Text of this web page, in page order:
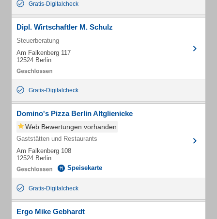
Gratis-Digitalcheck
Dipl. Wirtschaftler M. Schulz
Steuerberatung
Am Falkenberg 117
12524 Berlin
Gratis-Digitalcheck
Domino's Pizza Berlin Altglienicke
Web Bewertungen vorhanden
Gaststätten und Restaurants
Am Falkenberg 108
12524 Berlin
Speisekarte
Gratis-Digitalcheck
Ergo Mike Gebhardt